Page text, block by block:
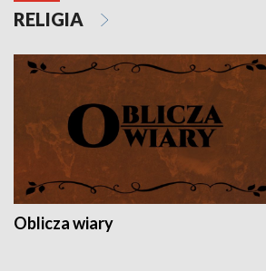
RELIGIA
Oblicza wiary